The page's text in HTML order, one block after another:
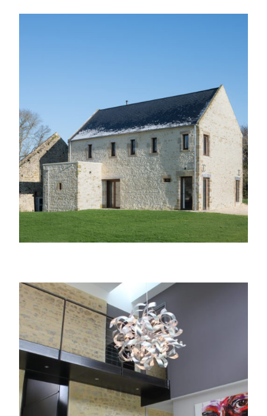
Réhabilitation d’une dépendance
Surélévation & Extension d’une maison
mitoyenne